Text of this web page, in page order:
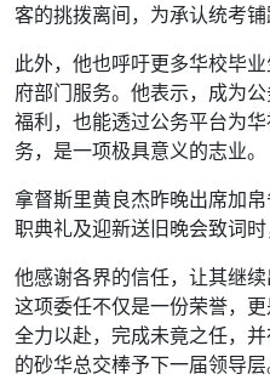
客的挑拨离间，为承认统考铺
此外，他也呼吁更多华校毕
府部门服务。他表示，成为
福利，也能透过公务平台为
务，是一项极具意义的志业。
拿督斯里黄良杰昨晚出席加
职典礼及迎新送旧晚会致词时
他感谢各界的信任，让其继
这项委任不仅是一份荣誉，
全力以赴，完成未竟之任，
的砂华总交棒予下一届领导层